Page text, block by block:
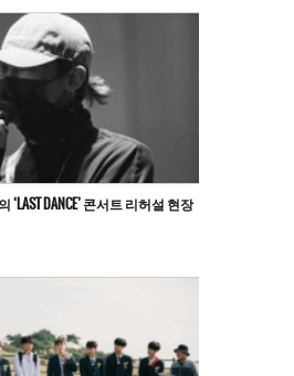
DANCE’ 콘서트 리허설 현장